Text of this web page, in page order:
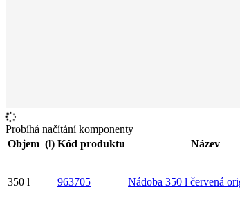
Probíhá načítání komponenty
Objem (l) Kód produktu Název
350 l 963705 Nádoba 350 l červená